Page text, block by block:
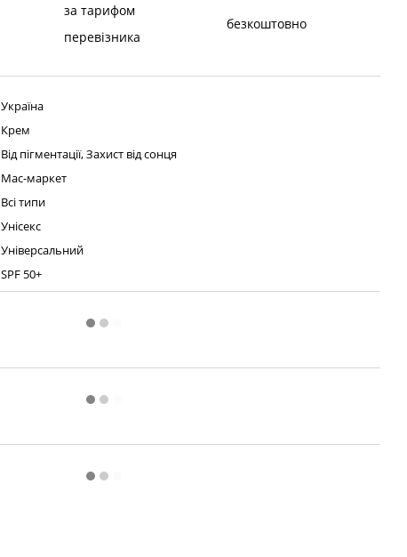
за тарифом
перевізника
безкоштовно
Україна
Крем
Від пігментації, Захист від сонця
Мас-маркет
Всі типи
Унісекс
Універсальний
SPF 50+